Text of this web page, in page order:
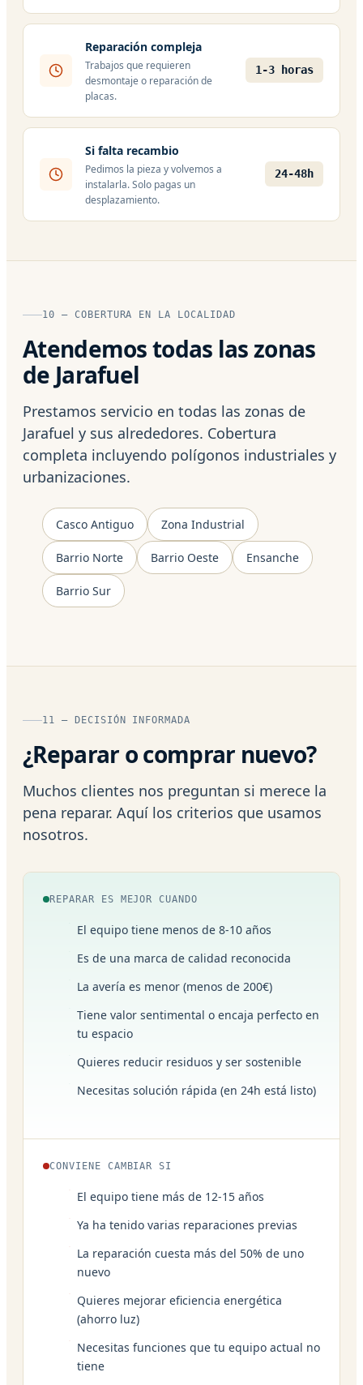
Reparación compleja
Trabajos que requieren
desmontaje o reparación de
placas.
1-3 horas
Si falta recambio
Pedimos la pieza y volvemos a
instalarla. Solo pagas un
desplazamiento.
24-48h
10 — COBERTURA EN LA LOCALIDAD
Atendemos todas las zonas
de Jarafuel
Prestamos servicio en todas las zonas de
Jarafuel y sus alrededores. Cobertura
completa incluyendo polígonos industriales y
urbanizaciones.
Casco Antiguo Zona Industrial
Barrio Norte Barrio Oeste Ensanche
Barrio Sur
11 — DECISIÓN INFORMADA
¿Reparar o comprar nuevo?
Muchos clientes nos preguntan si merece la
pena reparar. Aquí los criterios que usamos
nosotros.
REPARAR ES MEJOR CUANDO
El equipo tiene menos de 8-10 años
Es de una marca de calidad reconocida
La avería es menor (menos de 200€)
Tiene valor sentimental o encaja perfecto en
tu espacio
Quieres reducir residuos y ser sostenible
Necesitas solución rápida (en 24h está listo)
CONVIENE CAMBIAR SI
El equipo tiene más de 12-15 años
Ya ha tenido varias reparaciones previas
La reparación cuesta más del 50% de uno
nuevo
Quieres mejorar eficiencia energética
(ahorro luz)
Necesitas funciones que tu equipo actual no
tiene